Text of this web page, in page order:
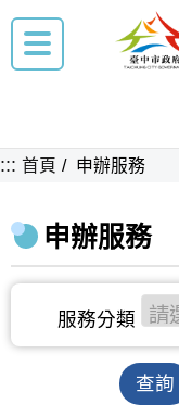
::: 首頁 申辦服務
申辦服務
查詢